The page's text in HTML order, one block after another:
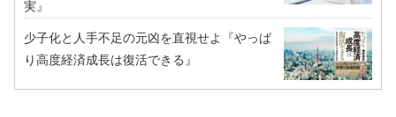
実』
少子化と人手不足の元凶を直視せよ『やっぱ
り高度経済成長は復活できる』